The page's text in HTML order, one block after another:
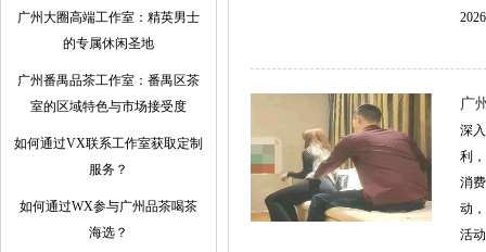
广州大圈高端工作室：精英男士
的专属休闲圣地
广州番禺品茶工作室：番禺区茶
室的区域特色与市场接受度
如何通过VX联系工作室获取定制
服务？
如何通过WX参与广州品茶喝茶
海选？
广
深
利
消
动
活